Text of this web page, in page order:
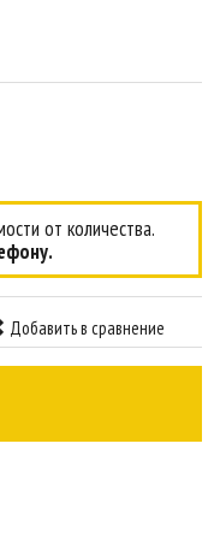
от количества.
Добавить в сравнение